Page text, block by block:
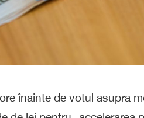
înainte de votul asupra